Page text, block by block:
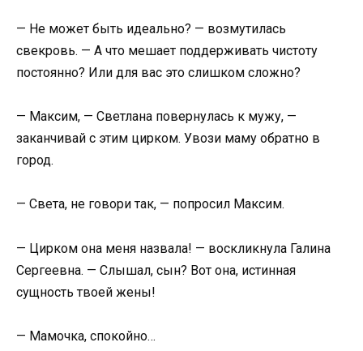
— Не может быть идеально? — возмутилась
свекровь. — А что мешает поддерживать чистоту
постоянно? Или для вас это слишком сложно?
— Максим, — Светлана повернулась к мужу, —
заканчивай с этим цирком. Увози маму обратно в
город.
— Света, не говори так, — попросил Максим.
— Цирком она меня назвала! — воскликнула Галина
Сергеевна. — Слышал, сын? Вот она, истинная
сущность твоей жены!
— Мамочка, спокойно…